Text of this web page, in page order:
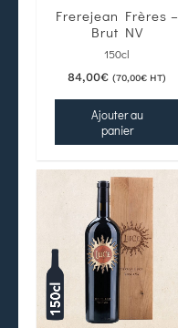
Frerejean Frères –
Brut NV
150cl
84,00€ (70,00€ HT)
Ajouter au
panier